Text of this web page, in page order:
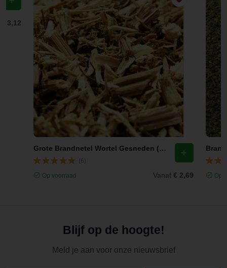
€ 3,12
Grote Brandnetel Wortel Gesneden (Urtica dioica)
Op voorraad Vanaf € 2,69 Op
Blijf op de hoogte!
Meld je aan voor onze nieuwsbrief